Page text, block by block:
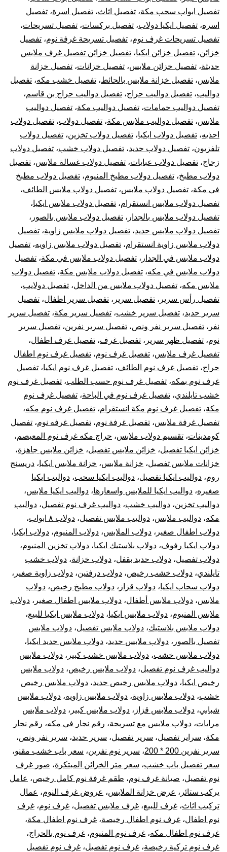
تفصيل ابواب سحب مكة، تفصيل اثاث، تفصيل اسرة، تفصيل
اسره، تفصيل ايكيا دولاب، تفصيل بركسات، تفصيل تسريحات،
تفصيل تسريحات غرف نوم، تفصيل تسريحة غرفة نوم، تفصيل
خزائن، تفصيل خزائن ايكيا، تفصيل خزائن تفصيل غرف ملابس
حديثة، تفصيل خزائن ملابس، تفصيل خزانات، تفصيل خزانة
ملابس، تفصيل خزانة ملابس بالحائط، تفصيل خشب مكه، تفصيل
دواليب، تفصيل دواليب حراج، تفصيل دواليب حراج بن قاسم،
تفصيل دواليب حمامات، تفصيل دواليب مكة، تفصيل دواليب
ملابس، تفصيل دواليب ملابس مكة، تفصيل دولاب، تفصيل دولاب
احذيه، تفصيل دولاب ايكيا، تفصيل دولاب تخزين، تفصيل دولاب
تلفزيون، تفصيل دولاب حديد، تفصيل دولاب خشب، تفصيل دولاب
زجاج، تفصيل دولاب عبايات، تفصيل دولاب غسالة ملابس، تفصيل
دولاب مطبخ، تفصيل دولاب مطبخ المنيوم، تفصيل دولاب مطبخ
في مكة، تفصيل دولاب ملابس، تفصيل دولاب ملابس الطائف،
تفصيل دولاب ملابس انستقرام، تفصيل دولاب ملابس ايكيا،
تفصيل دولاب ملابس بالجدار ، تفصيل دولاب ملابس بالصور ،
تفصيل دولاب ملابس حديد، تفصيل دولاب ملابس زاوية، تفصيل
دولاب ملابس زاوية انستقرام، تفصيل دولاب ملابس زاويه، تفصيل
دولاب ملابس في الجدار ، تفصيل دولاب ملابس في مكة، تفصيل
دولاب ملابس في مكه، تفصيل دولاب ملابس مكة، تفصيل دولاب
ملابس مكه، تفصيل دولاب ملابس من الداخل، تفصيل دولايب،
تفصيل رأس سرير ، تفصيل سرير ، تفصيل سرير اطفال، تفصيل
سرير حديد، تفصيل سرير خشب، تفصيل سرير مكة، تفصيل سرير
نفر ، تفصيل سرير نفر ونص، تفصيل سرير نفرين، تفصيل سرير
نوم، تفصيل ظهر سرير ، تفصيل غرف، تفصيل غرف اطفال،
تفصيل غرف ملابس، تفصيل غرف نوم، تفصيل غرف نوم اطفال
حراج، تفصيل غرف نوم الطائف، تفصيل غرف نوم ايكيا، تفصيل
غرف نوم بمكه، تفصيل غرف نوم حسب الطلب، تفصيل غرف نوم
خشب تايلندي، تفصيل غرف نوم في الباحة، تفصيل غرف نوم
مكة، تفصيل غرف نوم مكة انستقرام، تفصيل غرف نوم مكه،
تفصيل غرفة ملابس، تفصيل غرفة نوم، تفصيل غرفه نوم، تفصيل
كومدينات، تقسيم دولاب ملابس، حراج مكه غرف نوم المعيصم،
خزائن ايكيا تفصيل، خزائن ملابس تفصيل، خزائن ملابس جاهزة،
خزانات ملابس تفصيل، خزانة ملابس، خزانة ملابس ايكيا، دريسنج
روم، دواليب ايكيا تفصيل، دواليب ايكيا سحب، دواليب ايكيا
صغيره، دواليب ايكيا للملابس واسعارها، دواليب ايكيا ملابس،
دواليب تخزين، دواليب خشب، دواليب غرف نوم تفصيل، دواليب
مكه، دواليب ملابس، دواليب ملابس تفصيل، دولاب ٨ ابواب
،
دولاب اطفال صغير ، دولاب الملابس، دولاب المنيوم، دولاب ايكيا،
دولاب ايكيا رفوف، دولاب بلاستيك ايكيا، دولاب تخزين المنيوم،
دولاب تفصيل، دولاب حديد بقفل، دولاب خزانة، دولاب خشب
تايلندي، دولاب خشب رخيص، دولاب درفتين، دولاب زاوية صغير ،
دولاب سحاب ايكيا، دولاب قزاز ، دولاب مطبخ رخيص، دولاب
ملابس، دولاب ملابس أطفال، دولاب ملابس اطفال صغير ، دولاب
ملابس المنيوم، دولاب ملابس ايكيا، دولاب ملابس ايكيا للبيع،
دولاب ملابس بلاستيك، دولاب ملابس تفصيل، دولاب ملابس
تفصيل بالصور ، دولاب ملابس حديد، دولاب ملابس حديد ايكيا،
دولاب ملابس خشب، دولاب ملابس خشب كبير ، دولاب ملابس
دواليب غرف نوم تفصيل، دولاب ملابس رخيص، دولاب ملابس
رخيص ايكيا، دولاب ملابس رخيص حديد، دولاب ملابس رخيص
خشب، دولاب ملابس زاوية، دولاب ملابس زاويه، دولاب ملابس
شبابي، دولاب ملابس قزاز ، دولاب ملابس كبير ، دولاب ملابس
مرايات، دولاب ملابس مع تسريحة، رقم نجار في مكه، رقم نجار
مكة، سراير تفصيل، سرير تفصيل، سرير حديد، سرير نفر ونص،
سرير نفرين 200 * 200
، سرير نوم نفرين، سعر باب خشب مقنو،
سعر تفصيل باب خشب، سعر متر الخزائن المبتكرة، صور غرف
نوم تفصيل، صيانة غرف نوم، طقم غرفة نوم كامل رخيص، عامل
يركب ستائر ، عرض خزانة الملابس، عروض غرف النوم، عمال
تركيب اثاث، غرف للبيع، غرف ملابس تفصيل، غرف نوم، غرف
نوم اطفال، غرف نوم اطفال رخيصة، غرف نوم اطفال مكة،
غرف نوم اطفال مكه، غرف نوم المنيوم، غرف نوم بالحراج،
غرف نوم تركية رخيصة، غرف نوم تفصيل، غرف نوم تفصيل